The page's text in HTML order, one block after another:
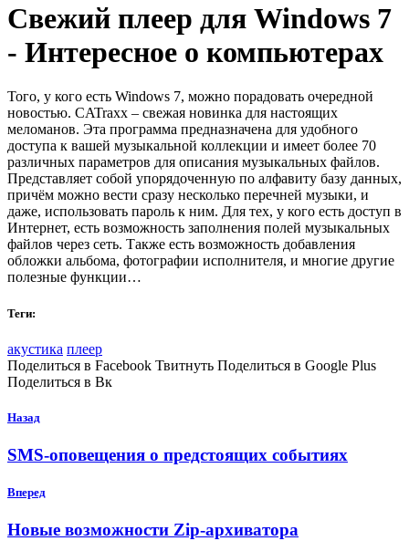
Свежий плеер для Windows 7
- Интересное о компьютерах
Того, у кого есть Windows 7, можно порадовать очередной
новостью. CATraxx – свежая новинка для настоящих
меломанов. Эта программа предназначена для удобного
доступа к вашей музыкальной коллекции и имеет более 70
различных параметров для описания музыкальных файлов.
Представляет собой упорядоченную по алфавиту базу данных,
причём можно вести сразу несколько перечней музыки, и
даже, использовать пароль к ним. Для тех, у кого есть доступ в
Интернет, есть возможность заполнения полей музыкальных
файлов через сеть. Также есть возможность добавления
обложки альбома, фотографии исполнителя, и многие другие
полезные функции…
Теги:
акустика плеер
Поделиться в Facebook Твитнуть Поделиться в Google Plus
Поделиться в Вк
Назад
SMS-оповещения о предстоящих событиях
Вперед
Новые возможности Zip-архиватора